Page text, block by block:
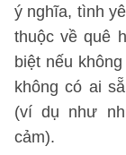
ý nghĩa, tình
thuộc về quê
biệt nếu
không có ai
(ví dụ như
cảm).